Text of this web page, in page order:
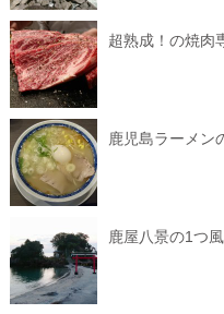
超熟成！の焼肉
鹿児島ラーメン
鹿屋八景の1つ